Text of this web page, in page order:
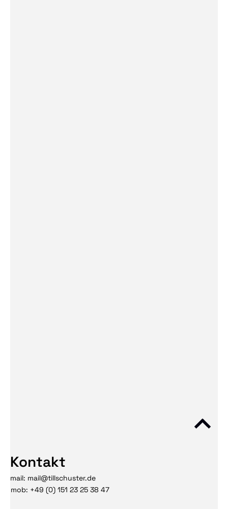
Kontakt
mail: mail@tillschuster.de
mob: +49 (0) 151 23 25 38 47